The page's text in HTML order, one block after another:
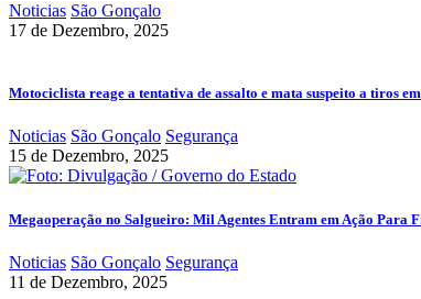
Noticias São Gonçalo
17 de Dezembro, 2025
Motociclista reage a tentativa de assalto e mata suspeito a tiros
Noticias São Gonçalo Segurança
15 de Dezembro, 2025
Megaoperação no Salgueiro: Mil Agentes Entram em Ação Para
Noticias São Gonçalo Segurança
11 de Dezembro, 2025